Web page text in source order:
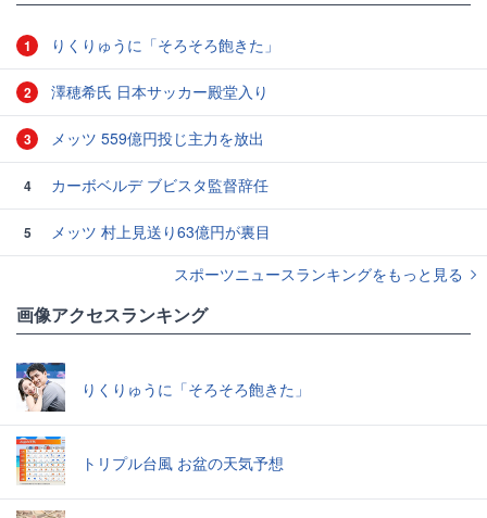
1 りくりゅうに「そろそろ飽きた」
2 澤穂希氏 日本サッカー殿堂入り
3 メッツ 559億円投じ主力を放出
4 カーボベルデ ブビスタ監督辞任
5
メッツ 村上見送り63億円が裏目
スポーツニュースランキングをもっと見る
画像アクセスランキング
りくりゅうに「そろそろ飽きた」
トリプル台風 お盆の天気予想